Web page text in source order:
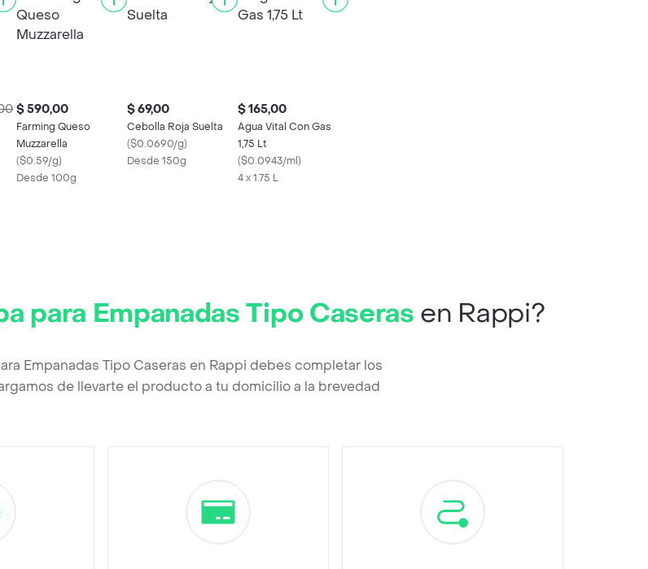
$ 590,00
Farming Queso
Muzzarella
($0.59/g)
Desde 100g
$ 69,00
Cebolla Roja Suelta
($0.0690/g)
Desde 150g
$ 165,00
Agua Vital Con Gas
1,75 Lt
($0.0943/ml)
4 x 1.75 L
para Empanadas Tipo Caseras en Rappi?
Empanadas Tipo Caseras en Rappi debes completar los
de llevarte el producto a tu domicilio a la brevedad